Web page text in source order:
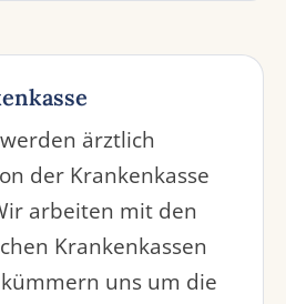
ärztlich
der Krankenkasse
arbeiten mit den
Krankenkassen
uns um die